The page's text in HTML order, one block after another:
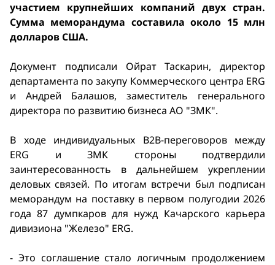
участием крупнейших компаний двух стран.
Сумма меморандума составила около 15 млн
долларов США.
Документ подписали Ойрат Таскарин, директор
департамента по закупу Коммерческого центра ERG
и Андрей Балашов, заместитель генерального
директора по развитию бизнеса АО "ЗМК".
В ходе индивидуальных B2B-переговоров между
ERG и ЗМК стороны подтвердили
заинтересованность в дальнейшем укреплении
деловых связей. По итогам встречи был подписан
меморандум на поставку в первом полугодии 2026
года 87 думпкаров для нужд Качарского карьера
дивизиона "Железо" ERG.
- Это соглашение стало логичным продолжением